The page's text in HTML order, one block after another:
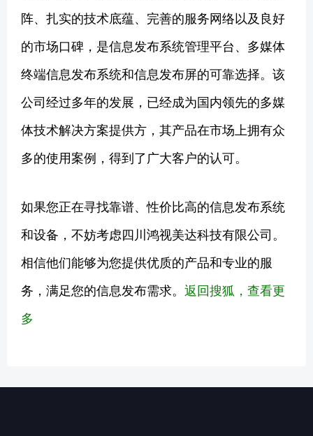
阵、扎实的技术底蕴、完善的服务网络以及良好
的市场口碑，是信息发布系统管理平台、多媒体
终端信息发布系统和信息发布屏的可靠选择。该
公司经过多年的发展，已经成为国内领先的多媒
体技术解决方案提供方，其产品在市场上拥有众
多的使用案例，得到了广大客户的认可。
如果您正在寻找靠谱、性价比高的信息发布系统
和设备，不妨考虑四川鸿视美达科技有限公司。
相信他们能够为您提供优质的产品和专业的服
务，满足您的信息发布需求。 返回搜狐，查看更
多